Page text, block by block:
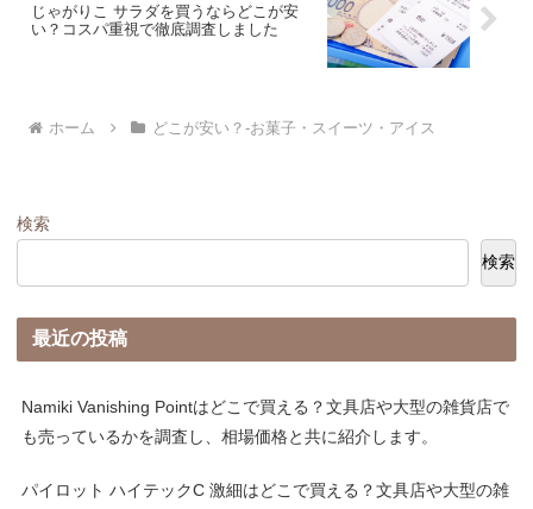
じゃがりこ サラダを買うならどこが安
い？コスパ重視で徹底調査しました
ホーム どこが安い？-お菓子・スイーツ・アイス
検索
検索
最近の投稿
Namiki Vanishing Pointはどこで買える？文具店や大型の雑貨店で
も売っているかを調査し、相場価格と共に紹介します。
パイロット ハイテックC 激細はどこで買える？文具店や大型の雑